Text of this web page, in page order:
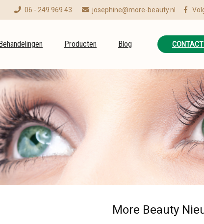
06 - 249 969 43 josephine@more-beauty.nl
Producten Blog
More Beauty